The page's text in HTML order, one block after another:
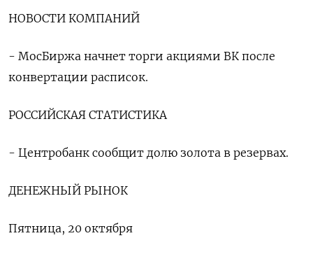
НОВОСТИ КОМПАНИЙ
- МосБиржа начнет торги акциями ВК после
конвертации расписок.
РОССИЙСКАЯ СТАТИСТИКА
- Центробанк сообщит долю золота в резервах.
ДЕНЕЖНЫЙ РЫНОК
Пятница, 20 октября